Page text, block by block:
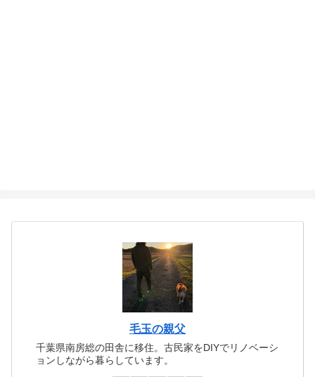
毛玉の親父
千葉県南房総の田舎に移住。古民家をDIYでリノベーシ
ョンしながら暮らしています。